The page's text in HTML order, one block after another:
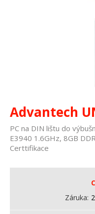
Advantech
PC na DIN lištu do
E3940 1.6GHz, 8GB
Certtifikace
Záruka